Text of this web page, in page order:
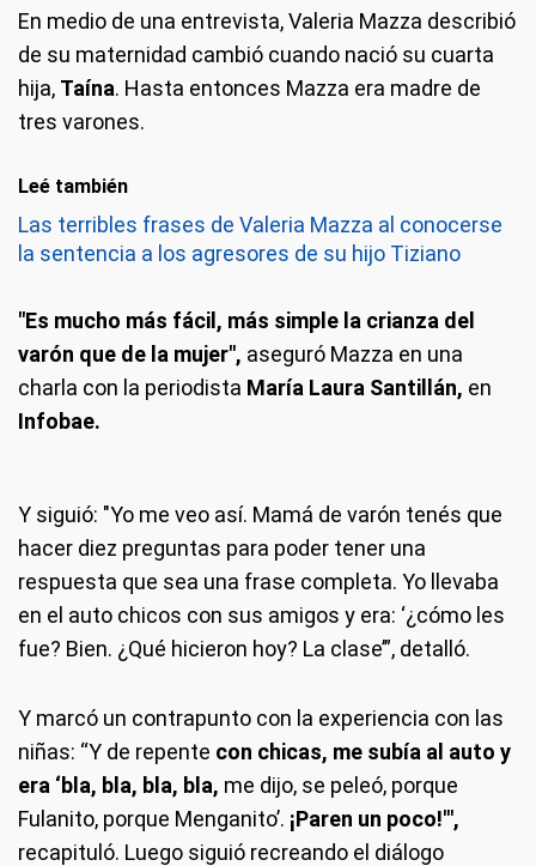
En medio de una entrevista, Valeria Mazza describió
de su maternidad cambió cuando nació su cuarta
hija, Taína. Hasta entonces Mazza era madre de
tres varones.
Leé también
Las terribles frases de Valeria Mazza al conocerse
la sentencia a los agresores de su hijo Tiziano
"Es mucho más fácil, más simple la crianza del
varón que de la mujer", aseguró Mazza en una
charla con la periodista María Laura Santillán, en
Infobae.
Y siguió: "Yo me veo así. Mamá de varón tenés que
hacer diez preguntas para poder tener una
respuesta que sea una frase completa. Yo llevaba
en el auto chicos con sus amigos y era: ‘¿cómo les
fue? Bien. ¿Qué hicieron hoy? La clase’”, detalló.
Y marcó un contrapunto con la experiencia con las
niñas: “Y de repente con chicas, me subía al auto y
era ‘bla, bla, bla, bla, me dijo, se peleó, porque
Fulanito, porque Menganito’. ¡Paren un poco!'",
recapituló. Luego siguió recreando el diálogo